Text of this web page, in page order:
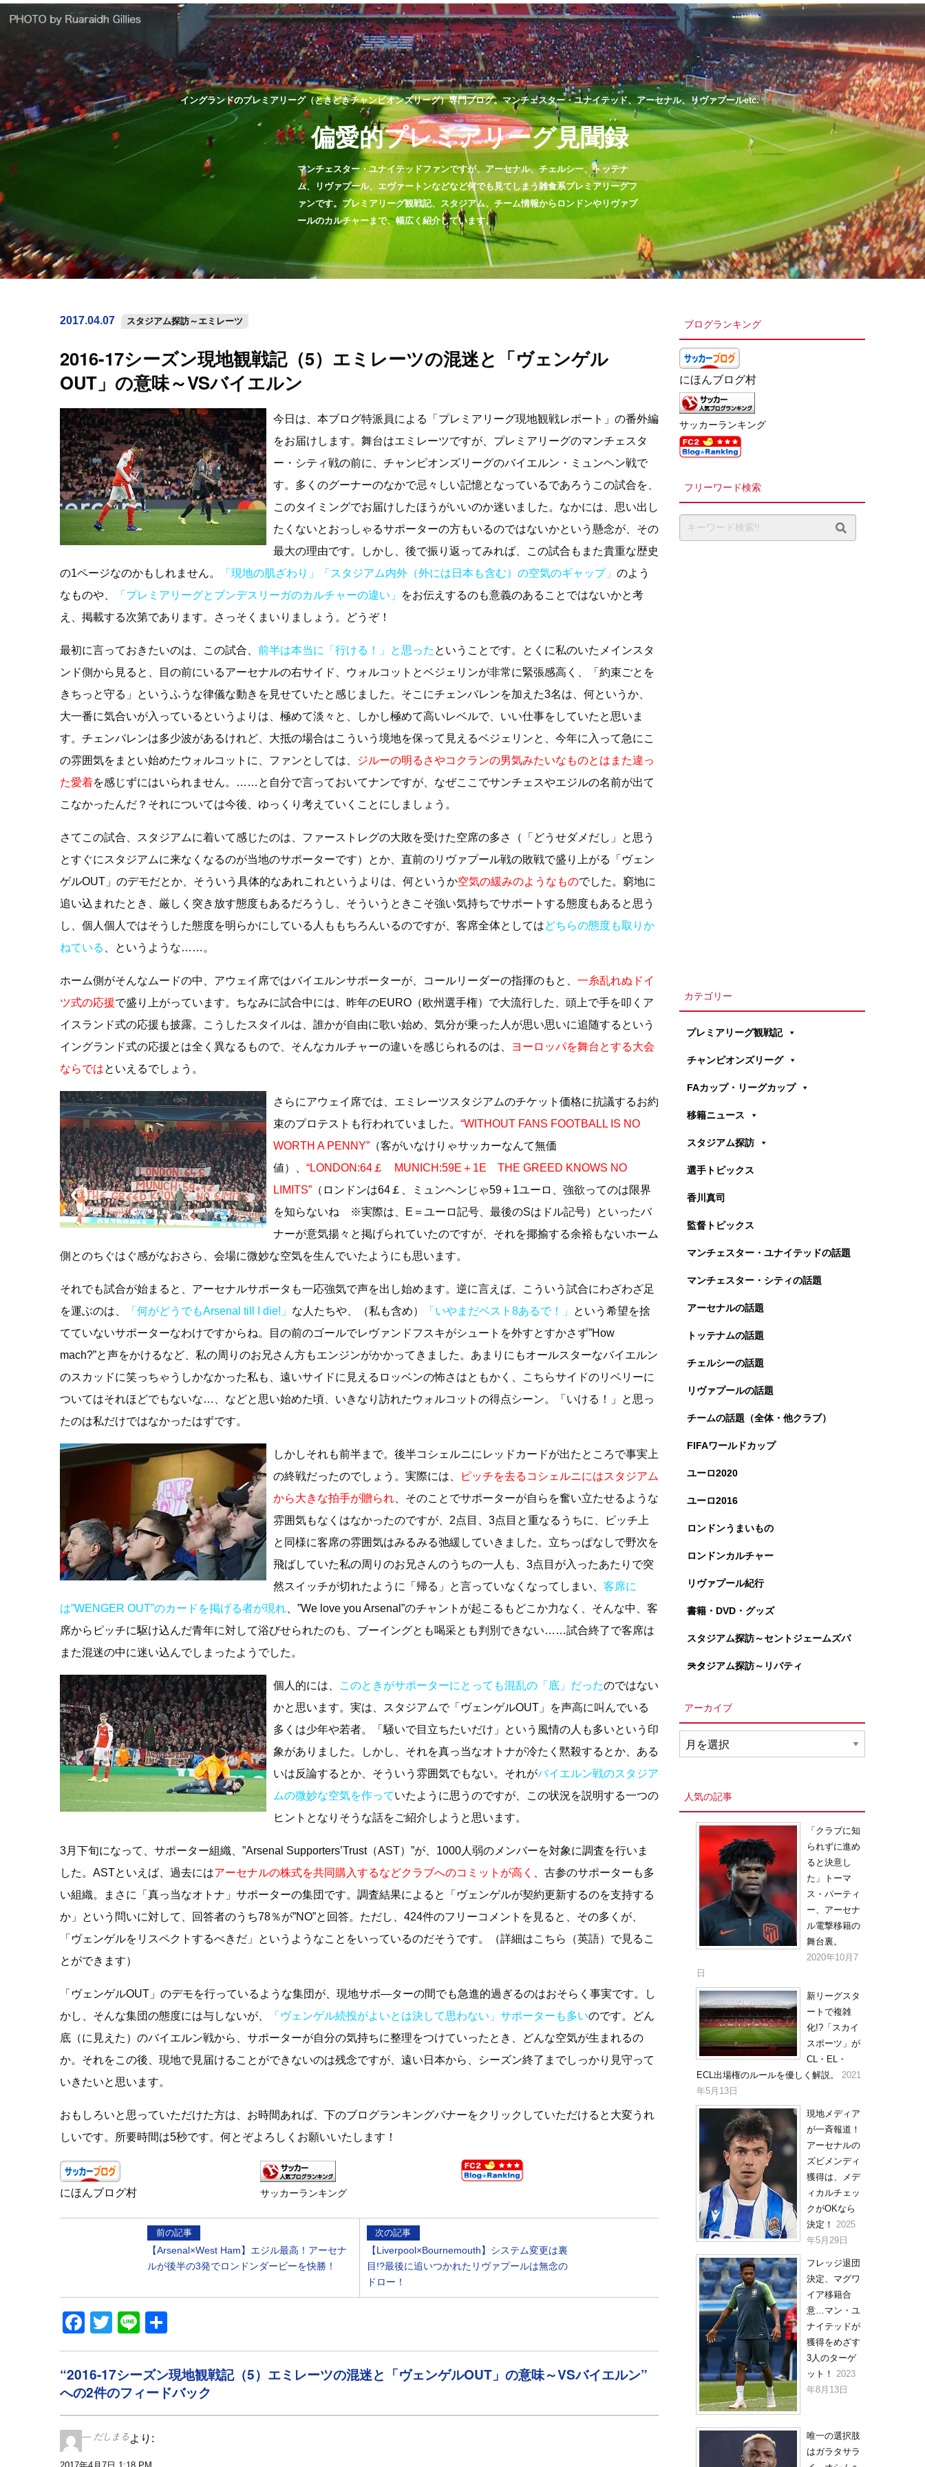
イングランドのプレミアリーグ（ときどきチャンピオンズリーグ）専門ブログ。マンチェスター・ユナイテッド、アーセナル、リヴァプールetc.
偏愛的プレミアリーグ見聞録
マンチェスター・ユナイテッドファンですが、アーセナル、チェルシー、トッテナ
ム、リヴァプール、エヴァートンなどなど何でも見てしまう雑食系プレミアリーグフ
ァンです。プレミアリーグ観戦記、スタジアム、チーム情報からロンドンやリヴァプ
ールのカルチャーまで、幅広く紹介しています。
2017.04.07 スタジアム探訪～エミレーツ
2016-17シーズン現地観戦記（5）エミレーツの混迷と「ヴェンゲル
OUT」の意味～VSバイエルン
今日は、本ブログ特派員による「プレミアリーグ現地観戦レポート」の番外編
をお届けします。舞台はエミレーツですが、プレミアリーグのマンチェスタ
ー・シティ戦の前に、チャンピオンズリーグのバイエルン・ミュンヘン戦で
す。多くのグーナーのなかで忌々しい記憶となっているであろうこの試合を、
このタイミングでお届けしたほうがいいのか迷いました。なかには、思い出し
たくないとおっしゃるサポーターの方もいるのではないかという懸念が、その
最大の理由です。しかし、後で振り返ってみれば、この試合もまた貴重な歴史
の1ページなのかもしれません。
「現地の肌ざわり」「スタジアム内外（外には日本も含む）の空気のギャップ」 のよう
なものや、
「プレミアリーグとブンデスリーガのカルチャーの違い」
をお伝えするのも意義のあることではないかと考
え、掲載する次第であります。さっそくまいりましょう。どうぞ！
最初に言っておきたいのは、この試合、 前半は本当に「行ける！」と思った ということです。とくに私のいたメインスタ
ンド側から見ると、目の前にいるアーセナルの右サイド、ウォルコットとベジェリンが非常に緊張感高く、「約束ごとを
きちっと守る」というふうな律儀な動きを見せていたと感じました。そこにチェンバレンを加えた3名は、何というか、
大一番に気合いが入っているというよりは、極めて淡々と、しかし極めて高いレベルで、いい仕事をしていたと思いま
す。チェンバレンは多少波があるけれど、大抵の場合はこういう境地を保って見えるベジェリンと、今年に入って急にこ
の雰囲気をまとい始めたウォルコットに、ファンとしては、
ジルーの明るさやコクランの男気みたいなものとはまた違っ
た愛着を感じずにはいられません。……と自分で言っておいてナンですが、なぜここでサンチェスやエジルの名前が出て
こなかったんだ？それについては今後、ゆっくり考えていくことにしましょう。
さてこの試合、スタジアムに着いて感じたのは、ファーストレグの大敗を受けた空席の多さ（「どうせダメだし」と思う
とすぐにスタジアムに来なくなるのが当地のサポーターです）とか、直前のリヴァプール戦の敗戦で盛り上がる「ヴェン
ゲルOUT」のデモだとか、そういう具体的なあれこれというよりは、何というか空気の緩みのようなものでした。窮地に
追い込まれたとき、厳しく突き放す態度もあるだろうし、そういうときこそ強い気持ちでサポートする態度もあると思う
し、個人個人ではそうした態度を明らかにしている人ももちろんいるのですが、客席全体としてはどちらの態度も取りか
ねている
、というような……。
ホーム側がそんなムードの中、アウェイ席ではバイエルンサポーターが、コールリーダーの指揮のもと、 一糸乱れぬドイ
ツ式の応援で盛り上がっています。ちなみに試合中には、昨年のEURO（欧州選手権）で大流行した、頭上で手を叩くア
イスランド式の応援も披露。こうしたスタイルは、誰かが自由に歌い始め、気分が乗った人が思い思いに追随するという
イングランド式の応援とは全く異なるもので、そんなカルチャーの違いを感じられるのは、
ヨーロッパを舞台とする大会
ならではといえるでしょう。
さらにアウェイ席では、エミレーツスタジアムのチケット価格に抗議するお約
束のプロテストも行われていました。 “WITHOUT FANS FOOTBALL IS NO
WORTH A PENNY” （客がいなけりゃサッカーなんて無価
値）、 “LONDON:64￡ MUNICH:59E＋1E THE GREED KNOWS NO
LIMITS” （ロンドンは64￡、ミュンヘンじゃ59＋1ユーロ、強欲ってのは限界
を知らないね ※実際は、E＝ユーロ記号、最後のSはドル記号）といったバ
ナーが意気揚々と掲げられていたのですが、それを揶揄する余裕もないホーム
側とのちぐはぐ感がなおさら、会場に微妙な空気を生んでいたようにも思います。
それでも試合が始まると、アーセナルサポータも一応強気で声を出し始めます。逆に言えば、こういう試合にわざわざ足
を運ぶのは、
「何がどうでもArsenal till I die!」 な人たちや、（私も含め） 「いやまだベスト8あるで！」
という希望を捨
てていないサポーターなわけですからね。目の前のゴールでレヴァンドフスキがシュートを外すとすかさず”How
mach?”と声をかけるなど、私の周りのお兄さん方もエンジンがかかってきました。あまりにもオールスターなバイエルン
のスカッドに笑っちゃうしかなかった私も、遠いサイドに見えるロッベンの怖さはともかく、こちらサイドのリベリーに
ついてはそれほどでもないな…、などと思い始めた頃、いきなり訪れたウォルコットの得点シーン。「いける！」と思っ
たのは私だけではなかったはずです。
しかしそれも前半まで。後半コシェルニにレッドカードが出たところで事実上
の終戦だったのでしょう。実際には、
ピッチを去るコシェルニにはスタジアム
から大きな拍手が贈られ 、そのことでサポーターが自らを奮い立たせるような
雰囲気もなくはなかったのですが、2点目、3点目と重なるうちに、ピッチ上
と同様に客席の雰囲気はみるみる弛緩していきました。立ちっぱなしで野次を
飛ばしていた私の周りのお兄さんのうちの一人も、3点目が入ったあたりで突
然スイッチが切れたように「帰る」と言っていなくなってしまい、 客席に
は”WENGER OUT”のカードを掲げる者が現れ 、”We love you Arsenal”のチャントが起こるもどこか力なく、そんな中、客
席からピッチに駆け込んだ青年に対して浴びせられたのも、ブーイングとも喝采とも判別できない……試合終了で客席は
また混迷の中に迷い込んでしまったようでした。
個人的には、 このときがサポーターにとっても混乱の「底」だったのではない
かと思います。実は、スタジアムで「ヴェンゲルOUT」を声高に叫んでいる
多くは少年や若者。「騒いで目立ちたいだけ」という風情の人も多いという印
象がありました。しかし、それを真っ当なオトナが冷たく黙殺するとか、ある
いは反論するとか、そういう雰囲気でもない。それがバイエルン戦のスタジア
ムの微妙な空気を作っていたように思うのですが、この状況を説明する一つの
ヒントとなりそうな話をご紹介しようと思います。
3月下旬になって、サポーター組織、”Arsenal Supporters’Trust（AST）”が、1000人弱のメンバーを対象に調査を行いま
した。ASTといえば、過去にはアーセナルの株式を共同購入するなどクラブへのコミットが高く
、古参のサポーターも多
い組織。まさに「真っ当なオトナ」サポーターの集団です。調査結果によると「ヴェンゲルが契約更新するのを支持する
か」という問いに対して、回答者のうち78％が”NO”と回答。ただし、424件のフリーコメントを見ると、その多くが、
「ヴェンゲルをリスペクトするべきだ」というようなことをいっているのだそうです。（詳細はこちら（英語） で見るこ
とができます）
「ヴェンゲルOUT」のデモを行っているような集団が、現地サポ―ターの間でも急進的過ぎるのはおそらく事実です。し
かし、そんな集団の態度には与しないが、
「ヴェンゲル続投がよいとは決して思わない」サポーターも多いのです。どん
底（に見えた）のバイエルン戦から、サポーターが自分の気持ちに整理をつけていったとき、どんな空気が生まれるの
か。それをこの後、現地で見届けることができないのは残念ですが、遠い日本から、シーズン終了までしっかり見守って
いきたいと思います。
おもしろいと思っていただけた方は、お時間あれば、下のブログランキングバナーをクリックしていただけると大変うれ
しいです。所要時間は5秒です。何とぞよろしくお願いいたします！
にほんブログ村 サッカーランキング
前の記事
【Arsenal×West Ham】エジル最高！アーセナ
ルが後半の3発でロンドンダービーを快勝！
次の記事
【Liverpool×Bournemouth】システム変更は裏
目!?最後に追いつかれたリヴァプールは無念の
ドロー！
Facebook
Twitter
Line
有
“2016-17シーズン現地観戦記（5）エミレーツの混迷と「ヴェンゲルOUT」の意味～VSバイエルン”
への2件のフィードバック
だしまる より:
ブログランキング
にほんブログ村
サッカーランキング
フリーワード検索
カテゴリー
プレミアリーグ観戦記
チャンピオンズリーグ
FAカップ・リーグカップ
移籍ニュース
スタジアム探訪
選手トピックス
香川真司
監督トピックス
マンチェスター・ユナイテッドの話題
マンチェスター・シティの話題
アーセナルの話題
トッテナムの話題
チェルシーの話題
リヴァプールの話題
チームの話題（全体・他クラブ）
FIFAワールドカップ
ユーロ2020
ユーロ2016
ロンドンうまいもの
ロンドンカルチャー
リヴァプール紀行
書籍・DVD・グッズ
スタジアム探訪～セントジェームズパ
ーク
スタジアム探訪～リバティ
アーカイブ
ー
人気の記事
「クラブに知
られずに進め
ると決意し
た」トーマ
ス・パーティ
ー、アーセナ
ル電撃移籍の
舞台裏。
2020年10月7
日
新リーグスタ
ートで複雑
化!?「スカイ
スポーツ」が
CL・EL・
ECL出場権のルールを優しく解説。
2021
年5月13日
現地メディア
が一斉報道！
アーセナルの
ズビメンディ
獲得は、メデ
ィカルチェッ
クがOKなら
決定！
2025
年5月29日
フレッジ退団
決定、マグワ
イア移籍合
意…マン・ユ
ナイテッドが
獲得をめざす
3人のターゲ
ット！ 2023
年8月13日
唯一の選択肢
はガラタサラ